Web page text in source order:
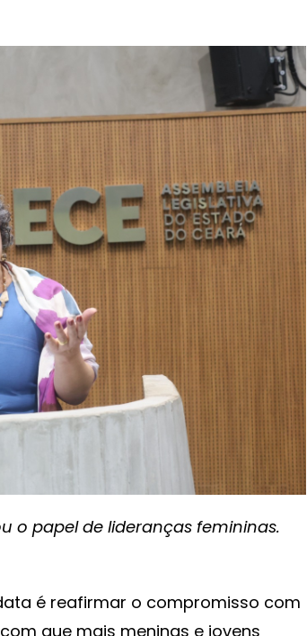
o papel de lideranças femininas.
é reafirmar o compromisso com
que mais meninas e jovens